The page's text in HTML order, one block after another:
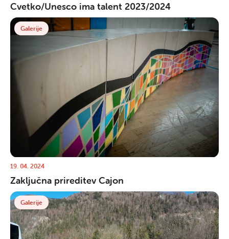
Cvetko/Unesco ima talent 2023/2024
Galerije
19. 04. 2024
Zaključna prireditev Cajon
Galerije